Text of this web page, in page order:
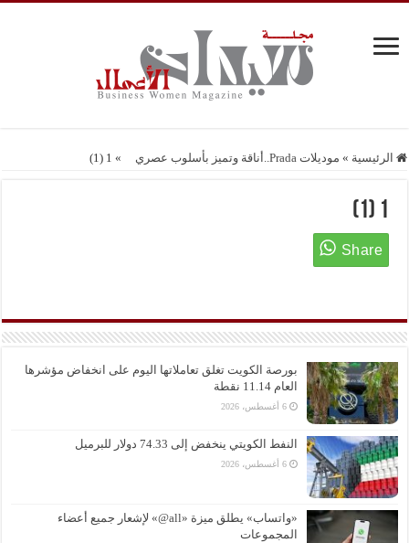
الرئيسية » موديلات Prada..أناقة وتميز بأسلوب عصري »
1 (1)
1 (1)
بورصة الكويت تغلق تعاملاتها اليوم على انخفاض مؤشرها
العام 11.14 نقطة
6 أغسطس، 2026
النفط الكويتي ينخفض إلى 74.33 دولار للبرميل
6 أغسطس، 2026
«واتساب» يطلق ميزة «all@» لإشعار جميع أعضاء
المجموعات